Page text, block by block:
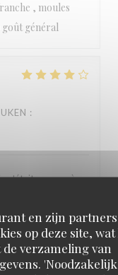
en zijn partners
op deze site,
verzameling van
, moules
goût général
:
,c'était comme à
la deuxième fois,
cuisinier, les frites
peut arriver!!!on
on y retournera